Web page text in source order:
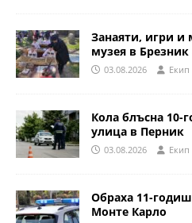
Занаяти, игри и
музея в
03.08.2026
Кола блъсна
улица в Перник
03.08.2026
Обраха 11-
Монте Карло